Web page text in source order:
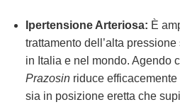
Ipertensione Arteriosa: È
trattamento dell’alta
in Italia e nel mondo. Agendo
Prazosinriduce
sia in posizione eretta che